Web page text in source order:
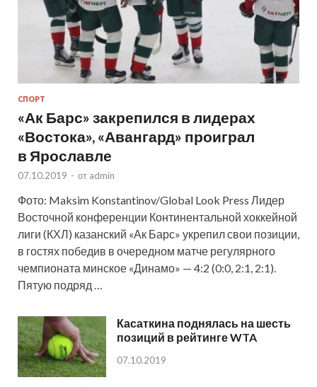
СПОРТ
«Ак Барс» закрепился в лидерах
«Востока», «Авангард» проиграл
в Ярославле
07.10.2019 - от admin
Фото: Maksim Konstantinov/Global Look Press Лидер
Восточной конференции Континентальной хоккейной
лиги (КХЛ) казанский «Ак Барс» укрепил свои позиции,
в гостях победив в очередном матче регулярного
чемпионата минское «Динамо» — 4:2 (0:0, 2:1, 2:1).
Пятую подряд …
Касаткина поднялась на шесть
позиций в рейтинге WTA
07.10.2019